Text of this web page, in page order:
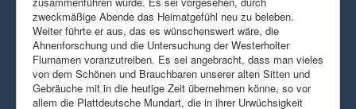
zweckmäßige Abende das Heimatgefühl neu zu beleben.
Weiter führte er aus, das es wünschenswert wäre, die
Ahnenforschung und die Untersuchung der Westerholter
Flurnamen voranzutreiben. Es sei angebracht, dass man vieles
von dem Schönen und Brauchbaren unserer alten Sitten und
Gebräuche mit in die heutige Zeit übernehmen könne, so vor
allem die Plattdeutsche Mundart, die in ihrer Urwüchsigkeit